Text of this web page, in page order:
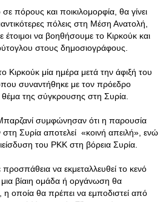
πόρους και ποικιλομορφία, θα γίνει
πόλεις στη Μέση Ανατολή,
έτοιμοι να βοηθήσουμε το Κιρκούκ και
στους δημοσιογράφους.
Κιρκούκ μία ημέρα μετά την άφιξή του
συναντήθηκε με τον πρόεδρο
της σύγκρουσης στη Συρία.
συμφώνησαν ότι η παρουσία
Συρία αποτελεί «κοινή απειλή», ενώ
του ΡΚΚ στη βόρεια Συρία.
να εκμεταλλευθεί το κενό
βίαιη ομάδα ή οργάνωση θα
η οποία θα πρέπει να εμποδιστεί από